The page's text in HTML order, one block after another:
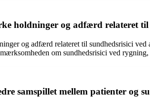
holdninger og adfærd relateret til
og adfærd relateret til sundhedsrisici
om sundhedsrisici ved
samspillet mellem patienter og